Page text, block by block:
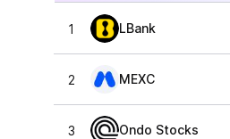
1 LBank
2 MEXC
3 Ondo Stocks